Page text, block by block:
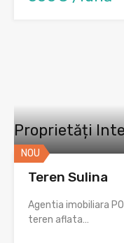
Proprietăți
NOU
Teren Sulina
Agentia imobiliara
teren aflata…